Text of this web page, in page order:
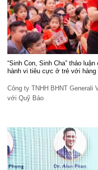
“Sinh Con, Sinh Cha” thảo
hành vi tiêu cực ở trẻ với hàng
Công ty TNHH BHNT Generali
với Quỹ Bảo